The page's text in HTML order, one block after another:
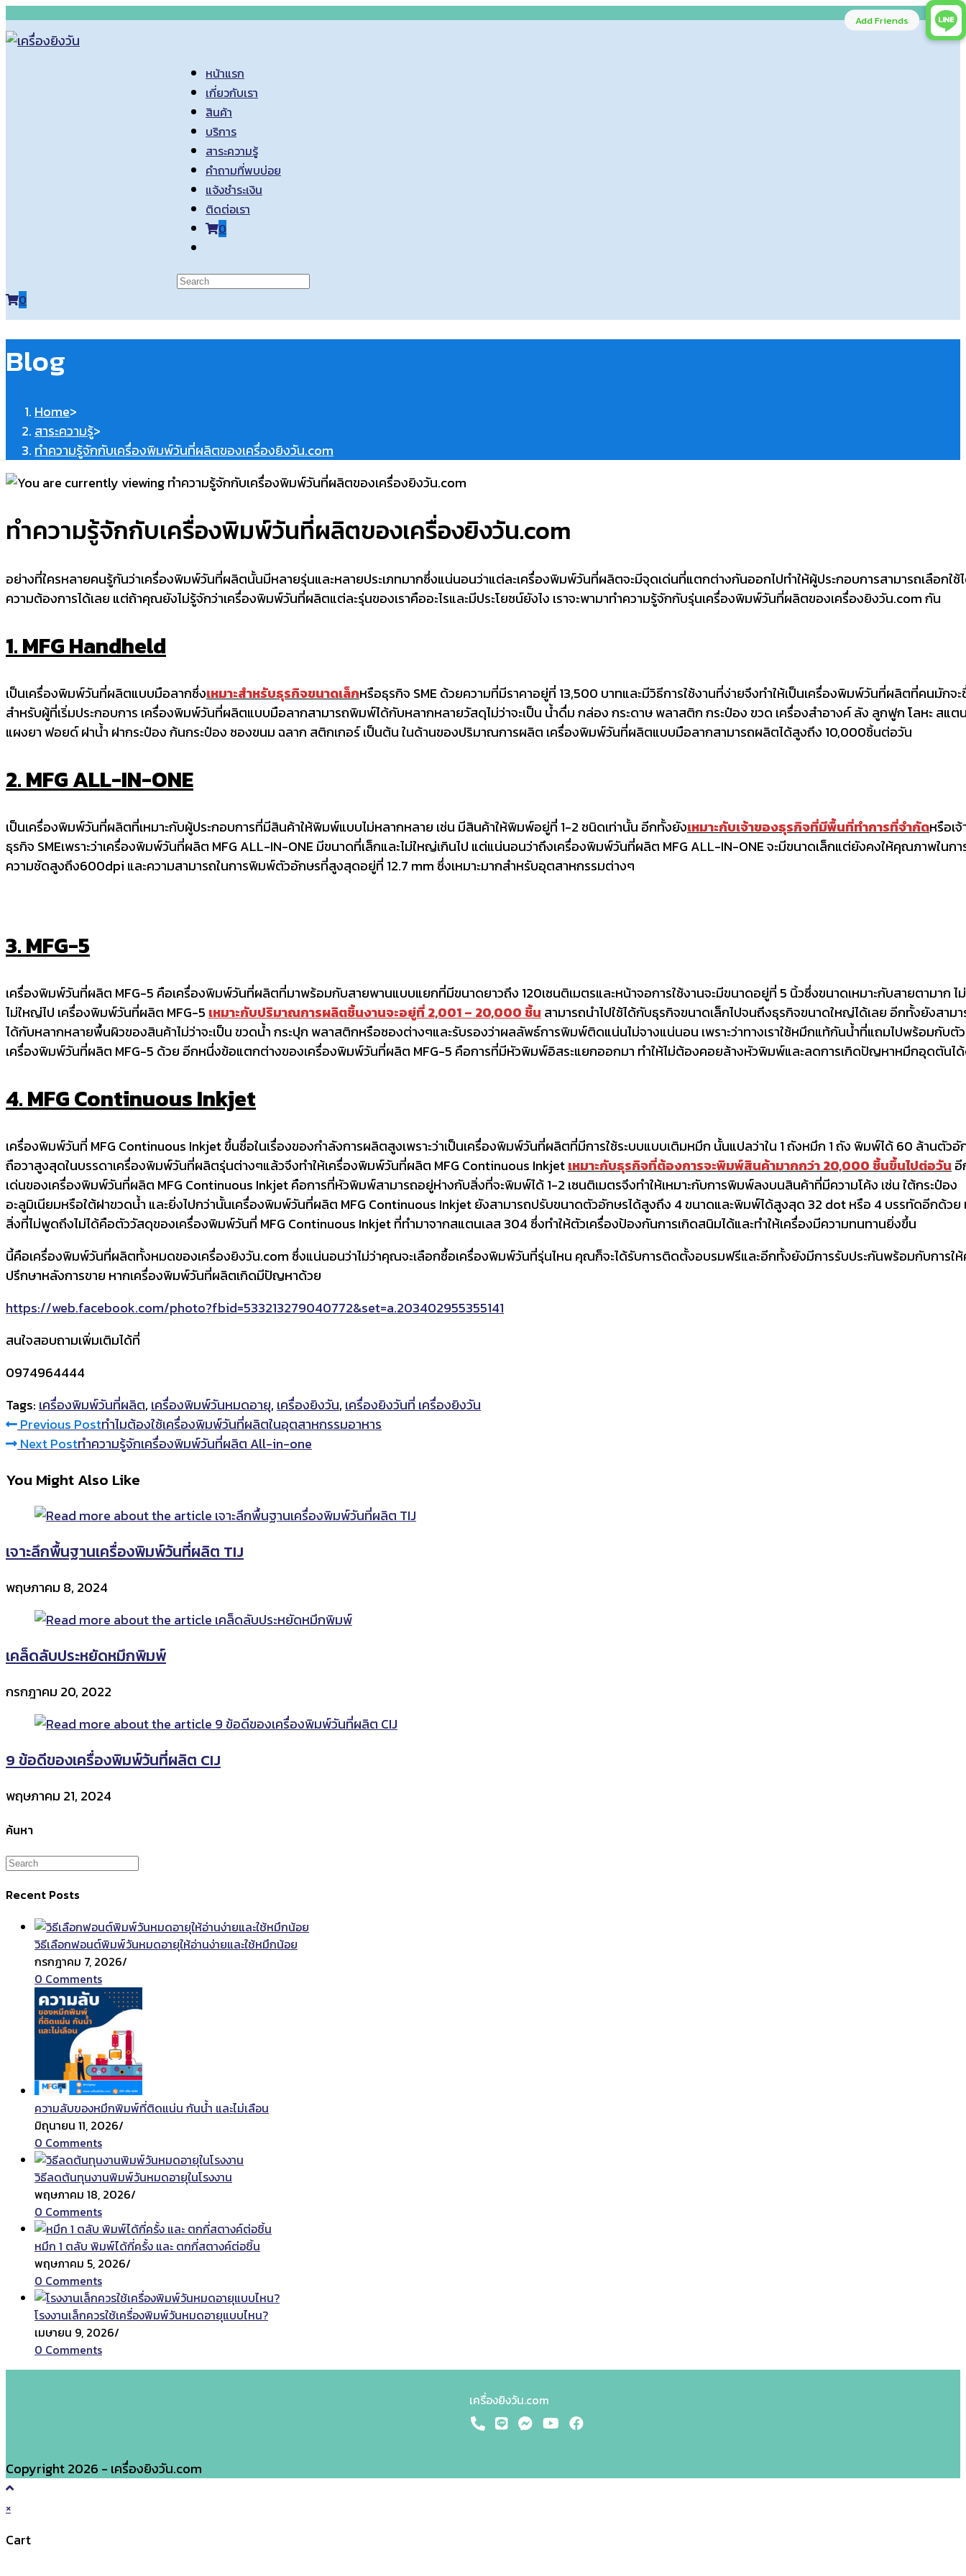
to
หน้าแรก
เกี่ยวกับเรา
สินค้า
บริการ
สาระความรู้
คำถามที่พบบ่อย
แจ้งชำระเงิน
ติดต่อเรา
0
search
0
Blog
Home>
สาระความรู้>
ทำความรู้จักกับเครื่องพิมพ์วันที่ผลิตของเครื่องยิงวัน.com
ทำความรู้จักกับเครื่องพิมพ์วันที่ผลิตของเครื่องยิงวัน.com
อย่างที่ใครหลายคนรู้กันว่าเครื่องพิมพ์วันที่ผลิตนั้นมีหลายรุ่นและหลายประเภทมากซึ่งแน่นอนว่าแต่ละเครื่องพิมพ์วันที่ผลิตจะมีจุดเด่นที่แตกต่างกันออกไปทำให้ผู้ประกอบการสามารถเลือกใช้
ความต้องการได้เลย แต่ถ้าคุณยังไม่รู้จักว่าเครื่องพิมพ์วันที่ผลิตแต่ละรุ่นของเราคืออะไรและมีประโยชน์ยังไง เราจะพามาทำความรู้จักกับรุ่นเครื่องพิมพ์วันที่ผลิตของเครื่องยิงวัน.com กัน
1. MFG Handheld
เป็นเครื่องพิมพ์วันที่ผลิตแบบมือลากซึ่งเหมาะสำหรับธุรกิจขนาดเล็กหรือธุรกิจ SME ด้วยความที่มีราคาอยู่ที่ 13,500 บาทและมีวิธีการใช้งานที่ง่ายจึงทำให้เป็นเครื่องพิมพ์วันที่ผลิตที่คนมักจะ
สำหรับผู้ที่เริ่มประกอบการ เครื่องพิมพ์วันที่ผลิตแบบมือลากสามารถพิมพ์ได้กับหลากหลายวัสดุไม่ว่าจะเป็น น้ำดื่ม กล่อง กระดาษ พลาสติก กระป๋อง ขวด เครื่องสำอางค์ ลัง ลูกฟูก โลหะ สแต
แผงยา ฟอยด์ ฝาน้ำ ฝากระป๋อง ก้นกระป๋อง ซองขนม ฉลาก สติกเกอร์ เป็นต้น ในด้านของปริมาณการผลิต เครื่องพิมพ์วันที่ผลิตแบบมือลากสามารถผลิตได้สูงถึง 10,000ชิ้นต่อวัน
2. MFG ALL-IN-ONE
เป็นเครื่องพิมพ์วันที่ผลิตที่เหมาะกับผู้ประกอบการที่มีสินค้าให้พิมพ์แบบไม่หลากหลาย เช่น มีสินค้าให้พิมพ์อยู่ที่ 1-2 ชนิดเท่านั้น อีกทั้งยังเหมาะกับเจ้าของธุรกิจที่มีพื้นที่ทำการที่จำกัดหรือเ
ธุรกิจ SMEเพราะว่าเครื่องพิมพ์วันที่ผลิต MFG ALL-IN-ONE มีขนาดที่เล็กและไม่ใหญ่เกินไป แต่แน่นอนว่าถึงเครื่องพิมพ์วันที่ผลิต MFG ALL-IN-ONE จะมีขนาดเล็กแต่ยังคงให้คุณภาพในก
ความชัดสูงถึง600dpi และความสามารถในการพิมพ์ตัวอักษรที่สูงสุดอยู่ที่ 12.7 mm ซึ่งเหมาะมากสำหรับอุตสาหกรรมต่างๆ
3. MFG-5
เครื่องพิมพ์วันที่ผลิต MFG-5 คือเครื่องพิมพ์วันที่ผลิตที่มาพร้อมกับสายพานแบบแยกที่มีขนาดยาวถึง 120เซนติเมตรและหน้าจอการใช้งานจะมีขนาดอยู่ที่ 5 นิ้วซึ่งขนาดเหมาะกับสายตามาก ไม่
ไม่ใหญ่ไป เครื่องพิมพ์วันที่ผลิต MFG-5 เหมาะกับปริมาณการผลิตชิ้นงานจะอยู่ที่ 2,001 – 20,000 ชิ้น สามารถนำไปใช้ได้กับธุรกิจขนาดเล็กไปจนถึงธุรกิจขนาดใหญ่ได้เลย อีกทั้งยังสาม
ได้กับหลากหลายพื้นผิวของสินค้าไม่ว่าจะเป็น ขวดน้ำ กระปุก พลาสติกหรือซองต่างๆและรับรองว่าผลลัพธ์การพิมพ์ติดแน่นไม่จางแน่นอน เพราะว่าทางเราใช้หมึกแท้กันน้ำที่แถมไปพร้อมกับตัว
เครื่องพิมพ์วันที่ผลิต MFG-5 ด้วย อีกหนึ่งข้อแตกต่างของเครื่องพิมพ์วันที่ผลิต MFG-5 คือการที่มีหัวพิมพ์อิสระแยกออกมา ทำให้ไม่ต้องคอยล้างหัวพิมพ์และลดการเกิดปัญหาหมึกอุดตันไ
4. MFG Continuous Inkjet
เครื่องพิมพ์วันที่ MFG Continuous Inkjet ขึ้นชื่อในเรื่องของกำลังการผลิตสูงเพราะว่าเป็นเครื่องพิมพ์วันที่ผลิตที่มีการใช้ระบบแบบเติมหมึก นั้นแปลว่าใน 1 ถังหมึก 1 ถัง พิมพ์ได้ 60 ล้านตัวอั
ถือวาสูงสุดในบรรดาเครื่องพิมพ์วันที่ผลิตรุ่นต่างๆแล้วจึงทำให้เครื่องพิมพ์วันที่ผลิต MFG Continuous Inkjetเหมาะกับธุรกิจที่ต้องการจะพิมพ์สินค้ามากกว่า 20,000 ชิ้นขึ้นไปต่อวัน
เด่นของเครื่องพิมพ์วันที่ผลิต MFG Continuous Inkjet คือการที่หัวพิมพ์สามารถอยู่ห่างกับสิ่งที่จะพิมพ์ได้ 1-2 เซนติเมตรจึงทำให้เหมาะกับการพิมพ์ลงบนสินค้าที่มีความโค้ง เช่น ใต้กระป๋อง
อะลูมิเนียมหรือใต้ฝาขวดน้ำ และยิ่งไปกว่านั้นเครื่องพิมพ์วันที่ผลิต MFG Continuous Inkjet ยังสามารถปรับขนาดตัวอักษรได้สูงถึง 4 ขนาดและพิมพ์ได้สูงสุด 32 dot หรือ 4 บรรทัดอีกด้วย
สิ่งที่ไม่พูดถึงไม่ได้คือตัววัสดุของเครื่องพิมพ์วันที่ MFG Continuous Inkjet ที่ทำมาจากสแตนเลส 304 ซึ่งทำให้ตัวเครื่องป้องกันการเกิดสนิมได้และทำให้เครื่องมีความทนทานยิ่งขึ้น
นี้คือเครื่องพิมพ์วันที่ผลิตทั้งหมดของเครื่องยิงวัน.com ซึ่งแน่นอนว่าไม่ว่าคุณจะเลือกซื้อเครื่องพิมพ์วันที่รุ่นไหน คุณก็จะได้รับการติดตั้งอบรมฟรีและอีกทั้งยังมีการรับประกันพร้อมกับการให้
ปรึกษาหลังการขาย หากเครื่องพิมพ์วันที่ผลิตเกิดมีปัญหาด้วย
https://web.facebook.com/photo?fbid=533213279040772&set=a.203402955355141
สนใจสอบถามเพิ่มเติมได้ที่
0974964444
Tags: เครื่องพิมพ์วันที่ผลิต, เครื่องพิมพ์วันหมดอายุ, เครื่องยิงวัน, เครื่องยิงวันที่ เครื่องยิงวัน
Read
more
articles
Previous Postทำไมต้องใช้เครื่องพิมพ์วันที่ผลิตในอุตสาหกรรมอาหาร
Next Postทำความรู้จักเครื่องพิมพ์วันที่ผลิต All-in-one
You Might Also Like
เจาะลึกพื้นฐานเครื่องพิมพ์วันที่ผลิต TIJ
พฤษภาคม 8, 2024
เคล็ดลับประหยัดหมึกพิมพ์
กรกฎาคม 20, 2022
9 ข้อดีของเครื่องพิมพ์วันที่ผลิต CIJ
พฤษภาคม 21, 2024
ค้นหา
Recent Posts
วิธีเลือกฟอนต์พิมพ์วันหมดอายุให้อ่านง่ายและใช้หมึกน้อย
กรกฎาคม 7, 2026/
0 Comments
ความลับของหมึกพิมพ์ที่ติดแน่น กันน้ำ และไม่เลือน
มิถุนายน 11, 2026/
0 Comments
วิธีลดต้นทุนงานพิมพ์วันหมดอายุในโรงงาน
พฤษภาคม 18, 2026/
0 Comments
หมึก 1 ตลับ พิมพ์ได้กี่ครั้ง และ ตกกี่สตางค์ต่อชิ้น
พฤษภาคม 5, 2026/
0 Comments
โรงงานเล็กควรใช้เครื่องพิมพ์วันหมดอายุแบบไหน?
เมษายน 9, 2026/
0 Comments
เครื่องยิงวัน.com
Copyright 2026 - เครื่องยิงวัน.com
×
Cart